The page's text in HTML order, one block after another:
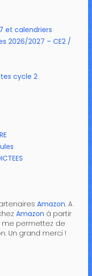
et calendriers
2026/2027 – CE2 /
cycle 2
Amazon. A
Amazon à partir
me permettez de
Un grand merci !